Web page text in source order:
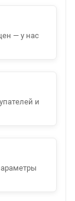
— у нас
и